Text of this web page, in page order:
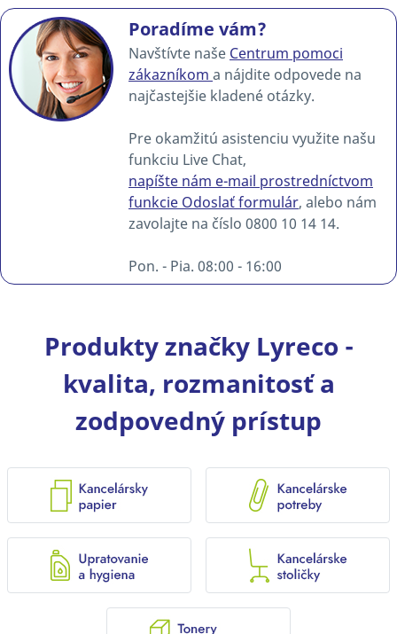
Poradíme vám?
Navštívte naše Centrum pomoci
zákazníkom a nájdite odpovede na
najčastejšie kladené otázky.
Pre okamžitú asistenciu využite našu
funkciu Live Chat,
napíšte nám e-mail prostredníctvom
funkcie Odoslať formulár, alebo nám
zavolajte na číslo 0800 10 14 14.
Pon. - Pia. 08:00 - 16:00
Produkty značky Lyreco -
kvalita, rozmanitosť a
zodpovedný prístup